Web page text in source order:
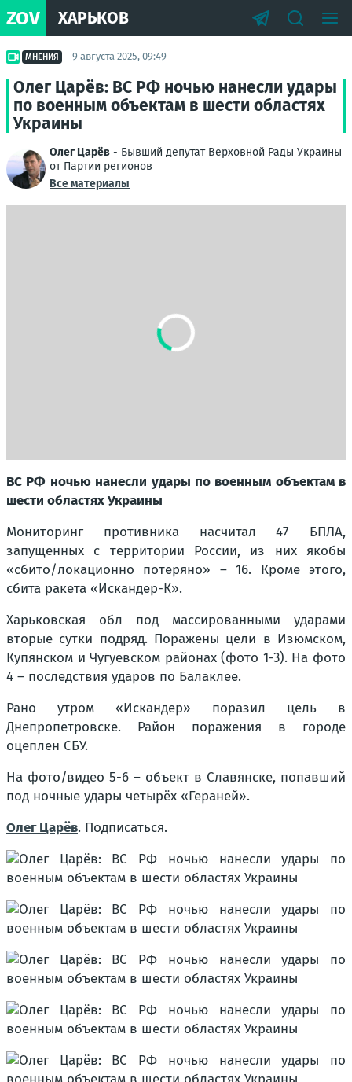
ZOV ХАРЬКОВ
МНЕНИЯ 9 августа 2025, 09:49
Олег Царёв: ВС РФ ночью нанесли удары
по военным объектам в шести областях
Украины
Олег Царёв - Бывший депутат Верховной Рады Украины
от Партии регионов
Все материалы
ВС РФ ночью нанесли удары по военным объектам в
шести областях Украины
Мониторинг противника насчитал 47 БПЛА,
запущенных с территории России, из них якобы
«сбито/локационно потеряно» – 16. Кроме этого,
сбита ракета «Искандер-К».
Харьковская обл под массированными ударами
вторые сутки подряд. Поражены цели в Изюмском,
Купянском и Чугуевском районах (фото 1-3). На фото
4 – последствия ударов по Балаклее.
Рано утром «Искандер» поразил цель в
Днепропетровске. Район поражения в городе
оцеплен СБУ.
На фото/видео 5-6 – объект в Славянске, попавший
под ночные удары четырёх «Гераней».
Олег Царёв. Подписаться.